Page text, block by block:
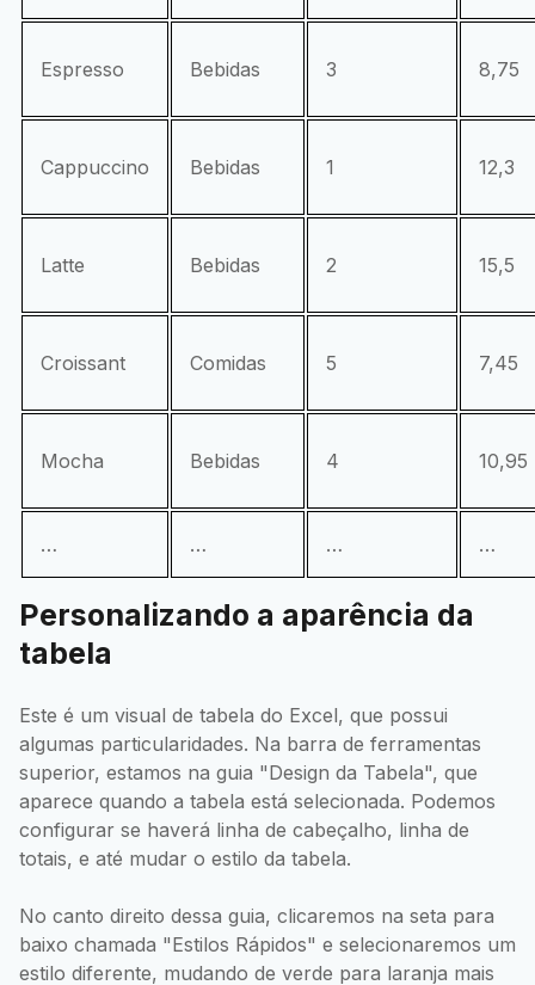
Espresso Bebidas 3 8,75
Cappuccino Bebidas 1 12,3
Latte Bebidas 2 15,5
Croissant Comidas 5 7,45
Mocha Bebidas 4 10,95
… … … …
Personalizando a aparência da
tabela
Este é um visual de tabela do Excel, que possui
algumas particularidades. Na barra de ferramentas
superior, estamos na guia "Design da Tabela", que
aparece quando a tabela está selecionada. Podemos
configurar se haverá linha de cabeçalho, linha de
totais, e até mudar o estilo da tabela.
No canto direito dessa guia, clicaremos na seta para
baixo chamada "Estilos Rápidos" e selecionaremos um
estilo diferente, mudando de verde para laranja mais